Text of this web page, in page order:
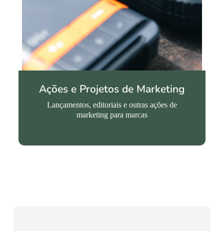
Ações e Projetos de Marketing
Lançamentos, editoriais e outras ações de
marketing para marcas